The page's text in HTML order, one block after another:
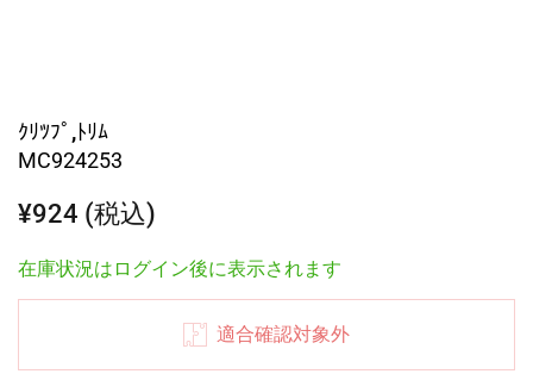
ｸﾘﾂﾌﾟ,ﾄﾘﾑ
MC924253
¥924 (税込)
在庫状況はログイン後に表示されます
適合確認対象外